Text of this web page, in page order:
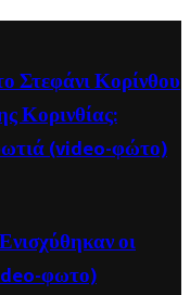
Στεφάνι Κορίνθου
Κορινθίας:
(video-φώτο)
οι
φωτο)